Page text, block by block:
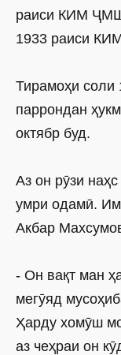
раиси КИМ
1933 раиси
Тирамоҳи соли
паррондан
октябр буд.
Аз он рӯзи
умри одамӣ.
Акбар
- Он вақт ман
мегӯяд
Ҳарду хомӯш
аз чеҳраи он